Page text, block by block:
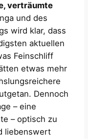
verträumte
und des
wird klar, dass
aktuellen
Feinschliff
etwas mehr
Dennoch
– eine
– optisch zu
liebenswert